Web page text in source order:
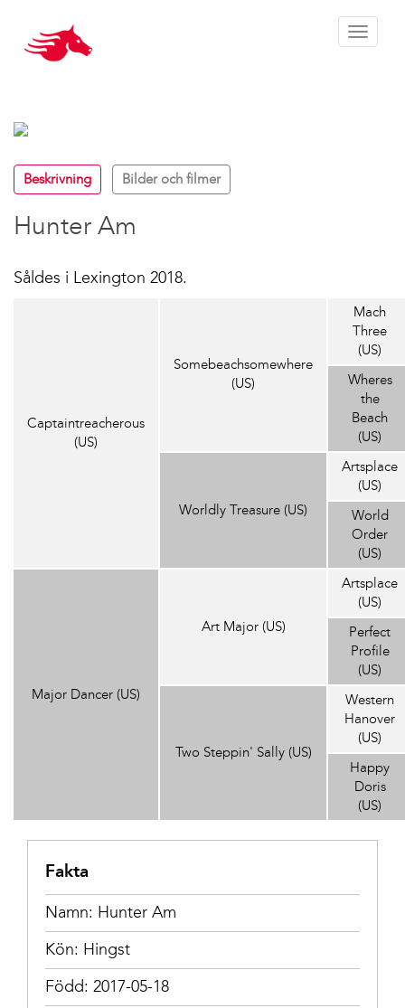
Toggle
Beskrivning Bilder och filmer
Hunter Am
Såldes i Lexington 2018.
Captaintreacherous
(US)
Somebeachsomewhere
(US)
Mach
Three
(US)
Wheres
the
Beach
(US)
Worldly Treasure (US)
Artsplace
(US)
World
Order
(US)
Major Dancer (US)
Art Major (US)
Artsplace
(US)
Perfect
Profile
(US)
Two Steppin' Sally (US)
Western
Hanover
(US)
Happy
Doris
(US)
Fakta
Namn: Hunter Am
Kön: Hingst
Född: 2017-05-18